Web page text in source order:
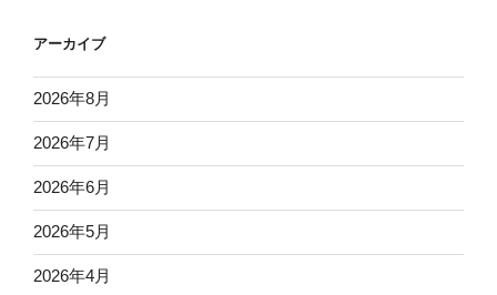
アーカイブ
2026年8月
2026年7月
2026年6月
2026年5月
2026年4月